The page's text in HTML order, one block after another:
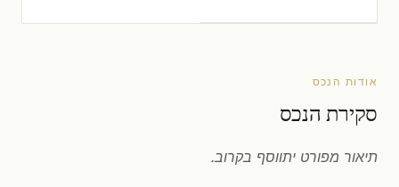
אודות הנכס
סקירת הנכס
תיאור מפורט יתווסף בקרוב.